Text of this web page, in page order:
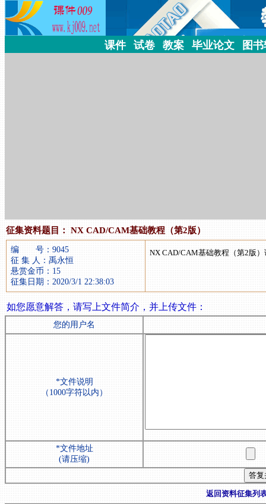
课件 试卷 教案 毕业论文 图
征集资料题目：NX CAD/CAM基础教程（第2版）
编 号：9045
征 集 人：禹永恒
悬赏金币：15
征集日期：2020/3/1 22:38:03
NX CAD/CAM基础教程（第2版）
如您愿意解答，请写上文件简介，并上传文件：
您的用户名
*文件说明
（1000字符以内）
*文件地址
(请压缩)
返回资料征集列